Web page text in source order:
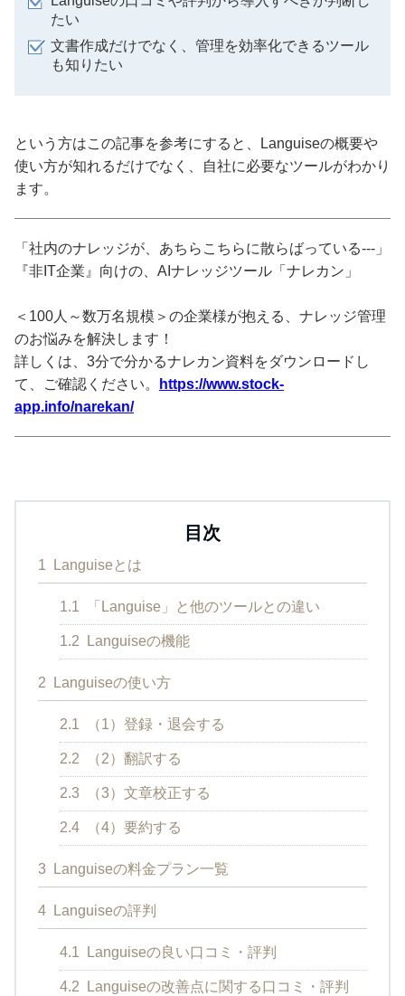
たい
文書作成だけでなく、管理を効率化できるツール
も知りたい
という方はこの記事を参考にすると、Languiseの概要や
使い方が知れるだけでなく、自社に必要なツールがわかり
ます。
「社内のナレッジが、あちらこちらに散らばっている---」
『非IT企業』向けの、AIナレッジツール「ナレカン」
＜100人～数万名規模＞の企業様が抱える、ナレッジ管理
のお悩みを解決します！
詳しくは、3分で分かるナレカン資料をダウンロードし
て、ご確認ください。
https://www.stock-
app.info/narekan/
目次
1 Languiseとは
1.1 「Languise」と他のツールとの違い
1.2 Languiseの機能
2 Languiseの使い方
2.1 （1）登録・退会する
2.2 （2）翻訳する
2.3 （3）文章校正する
2.4 （4）要約する
3 Languiseの料金プラン一覧
4 Languiseの評判
4.1 Languiseの良い口コミ・評判
4.2 Languiseの改善点に関する口コミ・評判